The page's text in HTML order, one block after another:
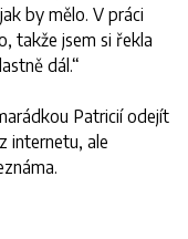
by mělo. V práci
takže jsem si řekla
dál.“
Patricií odejít
internetu, ale